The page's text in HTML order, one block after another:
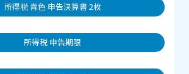
所得税 青色 申告決算書 2枚
所得税 申告期限